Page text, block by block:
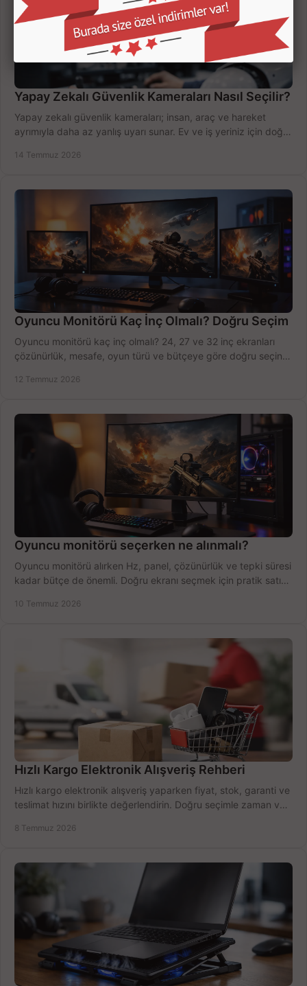
Yapay Zekalı Güvenlik Kameraları Nasıl Seçilir?
Yapay zekalı güvenlik kameraları; insan, araç ve hareket
ayrımıyla daha az yanlış uyarı sunar. Ev ve iş yeriniz için doğru
14 Temmuz 2026
Oyuncu Monitörü Kaç İnç Olmalı? Doğru Seçim
Oyuncu monitörü kaç inç olmalı? 24, 27 ve 32 inç ekranları
çözünürlük, mesafe, oyun türü ve bütçeye göre doğru seçin,
12 Temmuz 2026
Oyuncu monitörü seçerken ne alınmalı?
Oyuncu monitörü alırken Hz, panel, çözünürlük ve tepki süresi
kadar bütçe de önemli. Doğru ekranı seçmek için pratik satın
10 Temmuz 2026
Hızlı Kargo Elektronik Alışveriş Rehberi
Hızlı kargo elektronik alışveriş yaparken fiyat, stok, garanti ve
teslimat hızını birlikte değerlendirin. Doğru seçimle zaman ve
8 Temmuz 2026